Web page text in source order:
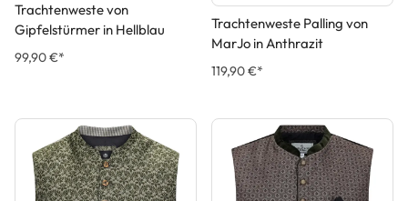
Trachtenweste von
Gipfelstürmer in Hellblau
99,90 €*
Trachtenweste Palling von
MarJo in Anthrazit
119,90 €*